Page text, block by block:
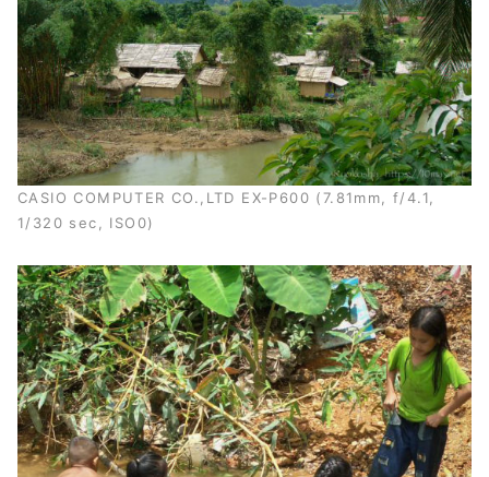
CASIO COMPUTER CO.,LTD EX-P600 (7.81mm, f/4.1,
1/320 sec, ISO0)